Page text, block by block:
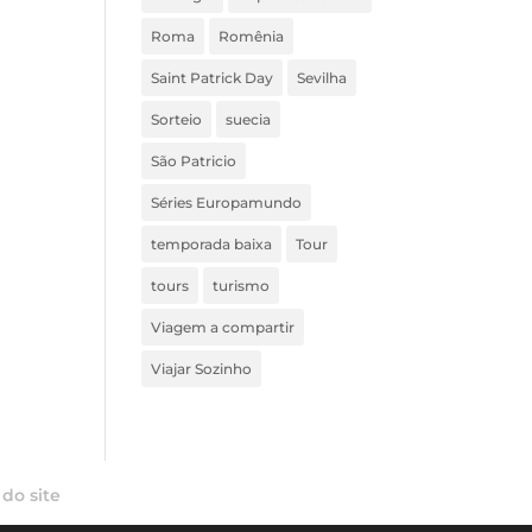
Roma Romênia
Saint Patrick Day Sevilha
Sorteio suecia
São Patricio
Séries Europamundo
temporada baixa Tour
tours turismo
Viagem a compartir
Viajar Sozinho
site